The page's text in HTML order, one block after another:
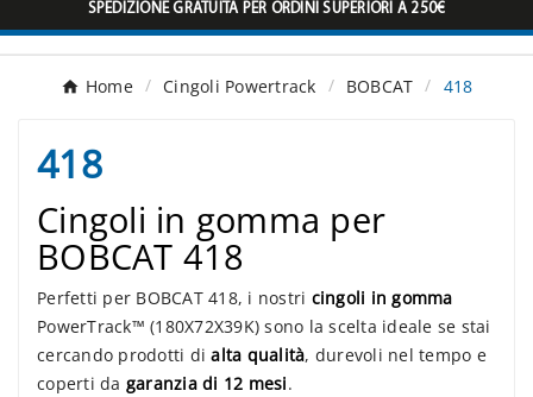
SPEDIZIONE GRATUITA PER ORDINI SUPERIORI A 250€
Home Cingoli Powertrack BOBCAT 418
418
Cingoli in gomma per
BOBCAT 418
Perfetti per BOBCAT 418, i nostri cingoli in gomma
PowerTrack™ (180X72X39K) sono la scelta ideale se stai
cercando prodotti dialta qualità, durevoli nel tempo e
coperti da garanzia di 12 mesi.